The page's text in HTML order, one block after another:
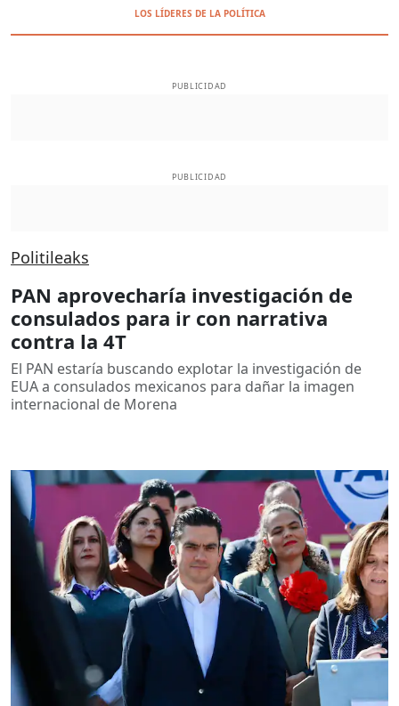
LOS LÍDERES DE LA POLÍTICA
PUBLICIDAD
PUBLICIDAD
Politileaks
PAN aprovecharía investigación de
consulados para ir con narrativa
contra la 4T
El PAN estaría buscando explotar la investigación de
EUA a consulados mexicanos para dañar la imagen
internacional de Morena